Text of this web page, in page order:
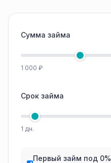
Сумма займа
1 000 ₽
Срок займа
1 дн.
Первый займ под 0%